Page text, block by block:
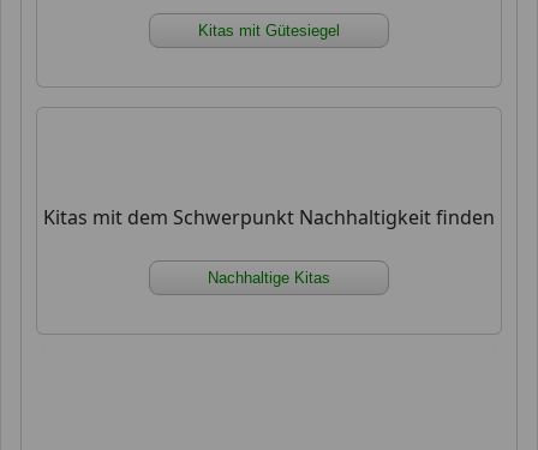
Kitas mit Gütesiegel
Kitas mit dem Schwerpunkt Nachhaltigkeit finden
Nachhaltige Kitas